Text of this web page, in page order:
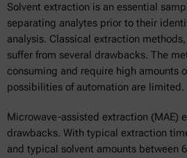
Solvent extraction is an essential
separating analytes prior to their
analysis. Classical extraction
suffer from several drawbacks. The
consuming and require high amounts
possibilities of automation are limited.
Microwave-assisted extraction (MAE)
drawbacks. With typical extraction
and typical solvent amounts between